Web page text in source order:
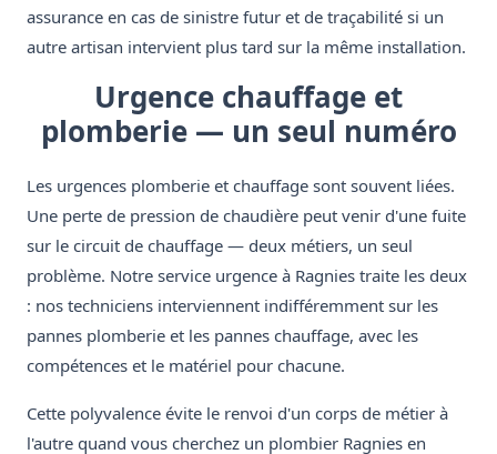
assurance en cas de sinistre futur et de traçabilité si un
autre artisan intervient plus tard sur la même installation.
Urgence chauffage et
plomberie — un seul numéro
Les urgences plomberie et chauffage sont souvent liées.
Une perte de pression de chaudière peut venir d'une fuite
sur le circuit de chauffage — deux métiers, un seul
problème. Notre service urgence à Ragnies traite les deux
: nos techniciens interviennent indifféremment sur les
pannes plomberie et les pannes chauffage, avec les
compétences et le matériel pour chacune.
Cette polyvalence évite le renvoi d'un corps de métier à
l'autre quand vous cherchez un plombier Ragnies en